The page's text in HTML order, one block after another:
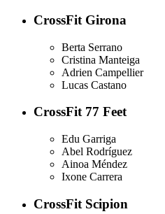
CrossFit Girona
Berta Serrano
Cristina Manteiga
Adrien Campellier
Lucas Castano
CrossFit 77 Feet
Edu Garriga
Abel Rodríguez
Ainoa Méndez
Ixone Carrera
CrossFit Scipion